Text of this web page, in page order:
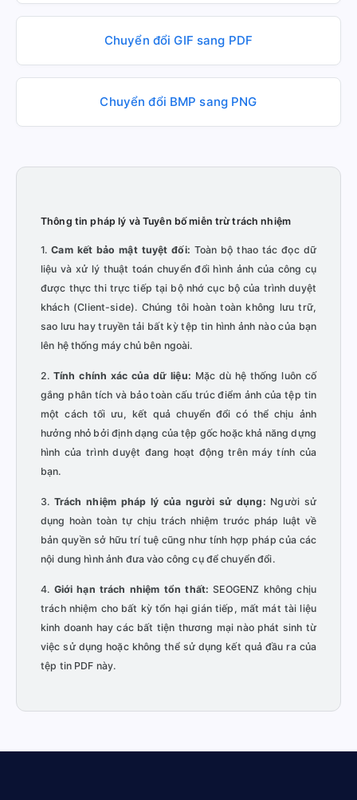
Chuyển đổi GIF sang PDF
Chuyển đổi BMP sang PNG
Thông tin pháp lý và Tuyên bố miễn trừ trách nhiệm
1.Cam kết bảo mật tuyệt đối: Toàn bộ thao tác đọc dữ
liệu và xử lý thuật toán chuyển đổi hình ảnh của công cụ
được thực thi trực tiếp tại bộ nhớ cục bộ của trình duyệt
khách (Client-side). Chúng tôi hoàn toàn không lưu trữ,
sao lưu hay truyền tải bất kỳ tệp tin hình ảnh nào của bạn
lên hệ thống máy chủ bên ngoài.
2.Tính chính xác của dữ liệu: Mặc dù hệ thống luôn cố
gắng phân tích và bảo toàn cấu trúc điểm ảnh của tệp tin
một cách tối ưu, kết quả chuyển đổi có thể chịu ảnh
hưởng nhỏ bởi định dạng của tệp gốc hoặc khả năng dựng
hình của trình duyệt đang hoạt động trên máy tính của
bạn.
3. Trách nhiệm pháp lý của người sử dụng: Người sử
dụng hoàn toàn tự chịu trách nhiệm trước pháp luật về
bản quyền sở hữu trí tuệ cũng như tính hợp pháp của các
nội dung hình ảnh đưa vào công cụ để chuyển đổi.
4. Giới hạn trách nhiệm tổn thất: SEOGENZ không chịu
trách nhiệm cho bất kỳ tổn hại gián tiếp, mất mát tài liệu
kinh doanh hay các bất tiện thương mại nào phát sinh từ
việc sử dụng hoặc không thể sử dụng kết quả đầu ra của
tệp tin PDF này.